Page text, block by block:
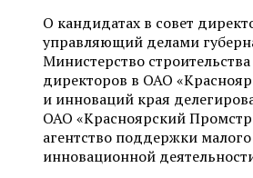
О кандидатах в совет
управляющий делами
Министерство
директоров в ОАО
и инноваций края
ОАО «Красноярский
агентство поддержки
инновационной